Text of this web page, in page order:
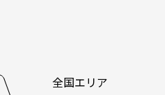
全国エリア